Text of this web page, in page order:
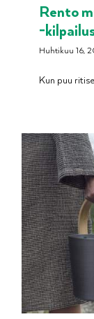
Rento
-
Huhtikuu 16,
Kun puu